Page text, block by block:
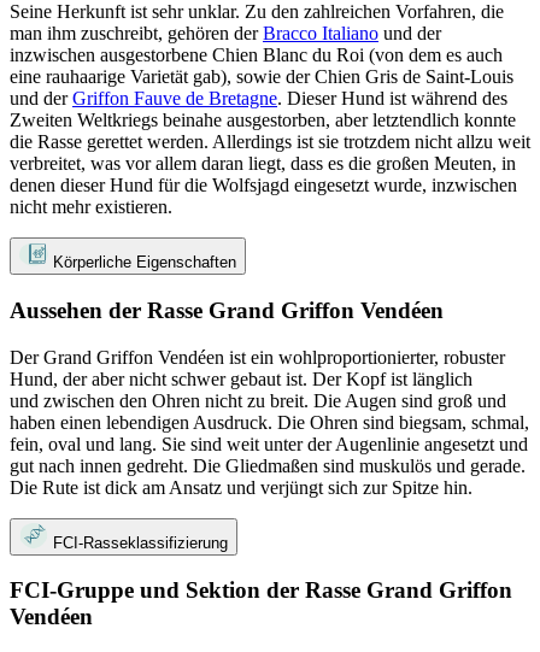
Seine Herkunft ist sehr unklar. Zu den zahlreichen Vorfahren, die
man ihm zuschreibt, gehören derBracco Italiano und der
inzwischen ausgestorbene Chien Blanc du Roi (von dem es auch
eine rauhaarige Varietät gab), sowie der Chien Gris de Saint-Louis
und derGriffon Fauve de Bretagne. Dieser Hund ist während des
Zweiten Weltkriegs beinahe ausgestorben, aber letztendlich konnte
die Rasse gerettet werden. Allerdings ist sie trotzdem nicht allzu weit
verbreitet, was vor allem daran liegt, dass es die großen Meuten, in
denen dieser Hund für die Wolfsjagd eingesetzt wurde, inzwischen
nicht mehr existieren.
Körperliche Eigenschaften
Aussehen der Rasse Grand Griffon Vendéen
Der Grand Griffon Vendéen ist ein wohlproportionierter, robuster
Hund, der aber nicht schwer gebaut ist. Der Kopf ist länglich
und zwischen den Ohren nicht zu breit. Die Augen sind groß und
haben einen lebendigen Ausdruck. Die Ohren sind biegsam, schmal,
fein, oval und lang. Sie sind weit unter der Augenlinie angesetzt und
gut nach innen gedreht. Die Gliedmaßen sind muskulös und gerade.
Die Rute ist dick am Ansatz und verjüngt sich zur Spitze hin.
FCI-Rasseklassifizierung
FCI-Gruppe und Sektion der Rasse Grand Griffon
Vendéen